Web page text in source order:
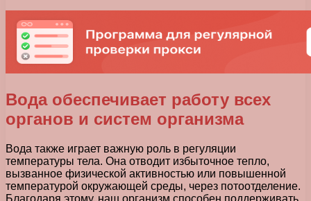
Вода обеспечивает работу всех
органов и систем организма
Вода также играет важную роль в регуляции
температуры тела. Она отводит избыточное тепло,
вызванное физической активностью или повышенной
температурой окружающей среды, через потоотделение.
Благодаря этому, наш организм способен поддерживать